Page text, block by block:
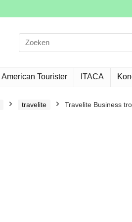
Search
for:
American Tourister ITACA
travelite Travelite Business